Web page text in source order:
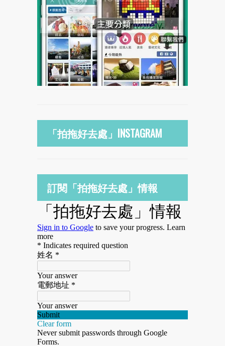
「拍拖好去處」INSTAGRAM
訂閱「拍拖好去處」情報